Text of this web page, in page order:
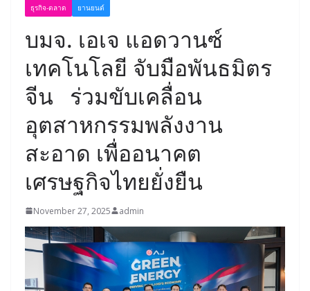
ธุรกิจ-ตลาด ยานยนต์
บมจ. เอเจ แอดวานซ์
เทคโนโลยี จับมือพันธมิตร
จีน ร่วมขับเคลื่อน
อุตสาหกรรมพลังงาน
สะอาด เพื่ออนาคต
เศรษฐกิจไทยยั่งยืน
November 27, 2025 admin